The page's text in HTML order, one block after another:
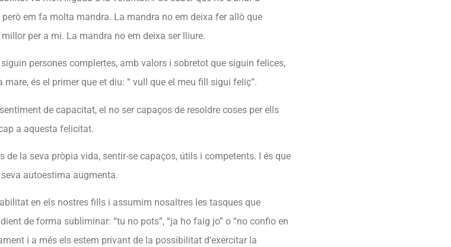
em fa molta mandra. La mandra no em deixa fer allò que
per a mi. La mandra no em deixa ser lliure.
persones complertes, amb valors i sobretot que siguin felices,
és el primer que et diu: “ vull que el meu fill sigui feliç”.
de capacitat, el no ser capaços de resoldre coses per ells
a aquesta felicitat.
de la seva pròpia vida, sentir-se capaços, útils i competents. I és que
autoestima augmenta.
en els nostres fills i assumim nosaltres les tasques que
de forma subliminar: “tu no pots”, “ja ho faig jo” o “no confio en
i a més els estem privant de la possibilitat d’exercitar la